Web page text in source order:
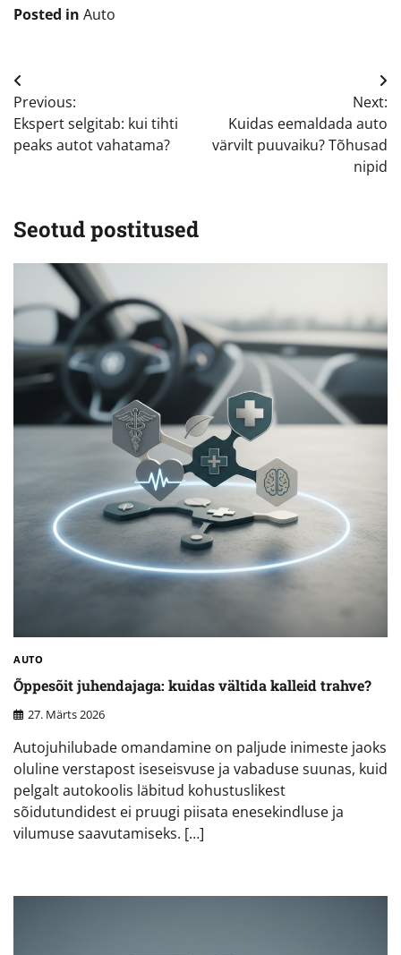
Posted in Auto
Navigeerimine
Previous:
Ekspert selgitab: kui tihti
peaks autot vahatama?
Next:
Kuidas eemaldada auto
värvilt puuvaiku? Tõhusad
nipid
Seotud postitused
AUTO
Õppesõit juhendajaga: kuidas vältida kalleid trahve?
27. Märts 2026
Autojuhilubade omandamine on paljude inimeste jaoks
oluline verstapost iseseisvuse ja vabaduse suunas, kuid
pelgalt autokoolis läbitud kohustuslikest
sõidutundidest ei pruugi piisata enesekindluse ja
vilumuse saavutamiseks. […]